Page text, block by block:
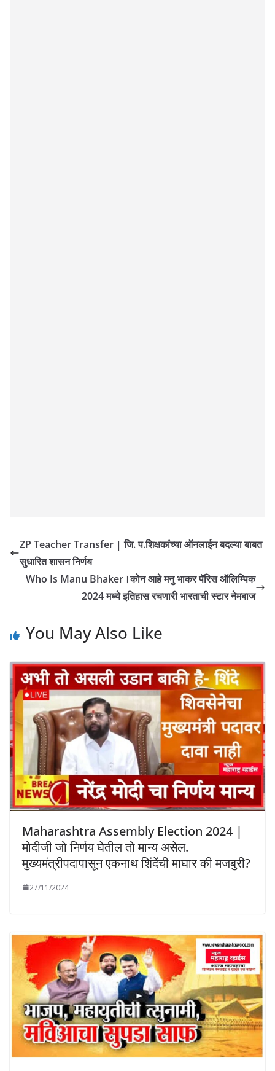
ZP Teacher Transfer | जि. प.शिक्षकांच्या ऑनलाईन बदल्या बाबत
सुधारित शासन निर्णय
Who Is Manu Bhaker।कोन आहे मनु भाकर पॅरिस ऑलिम्पिक
2024 मध्ये इतिहास रचणारी भारताची स्टार नेमबाज
You May Also Like
Maharashtra Assembly Election 2024 |
मोदीजी जो निर्णय घेतील तो मान्य असेल.
मुख्यमंत्रीपदापासून एकनाथ शिंदेंची माघार की मजबुरी?
27/11/2024